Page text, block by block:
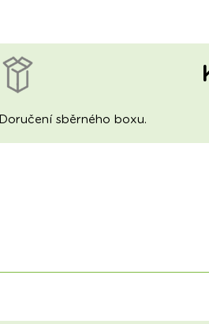
Doručení sběrného boxu.